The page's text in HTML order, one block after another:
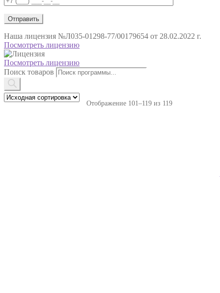
Наша лицензия №Л035-01298-77/00179654 от 28.02.2022 г.
Посмотреть лицензию
Посмотреть лицензию
Поиск товаров
Отображение 101–119 из 119